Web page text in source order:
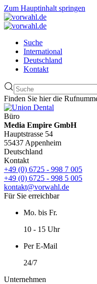
Zum Hauptinhalt springen
Suche
International
Deutschland
Kontakt
Finden Sie hier die
Büro
Media Empire GmbH
Hauptstrasse 54
55437 Appenheim
Deutschland
Kontakt
+49 (0) 6725 - 998 7 005
+49 (0) 6725 - 998 5 005
kontakt@vorwahl.de
Für Sie erreichbar
Mo. bis Fr.
10 - 15 Uhr
Per E-Mail
24/7
Unternehmen